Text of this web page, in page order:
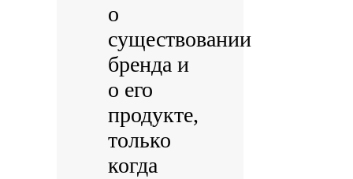
о
существовании
бренда и
о его
продукте,
только
когда